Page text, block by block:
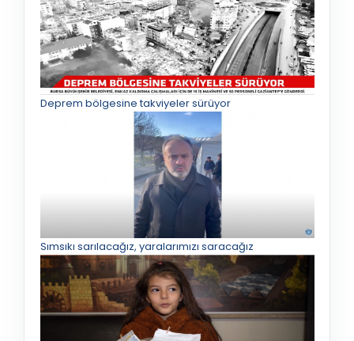
Deprem bölgesine takviyeler sürüyor
Sımsıkı sarılacağız, yaralarımızı saracağız